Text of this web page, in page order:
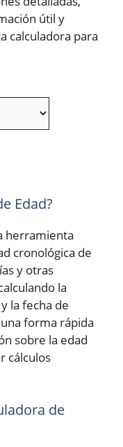
útil y
calculadora para
Edad?
herramienta
cronológica de
y otras
la
la fecha de
forma rápida
sobre la edad
cálculos
de